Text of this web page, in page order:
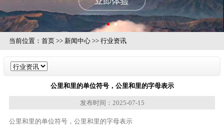
当前位置： 首页>> 新闻中心>> 行业资讯
公里和里的单位符号，公里和里的字母表示
发布时间：2025-07-15
公里和里的单位符号，公里和里的字母表示